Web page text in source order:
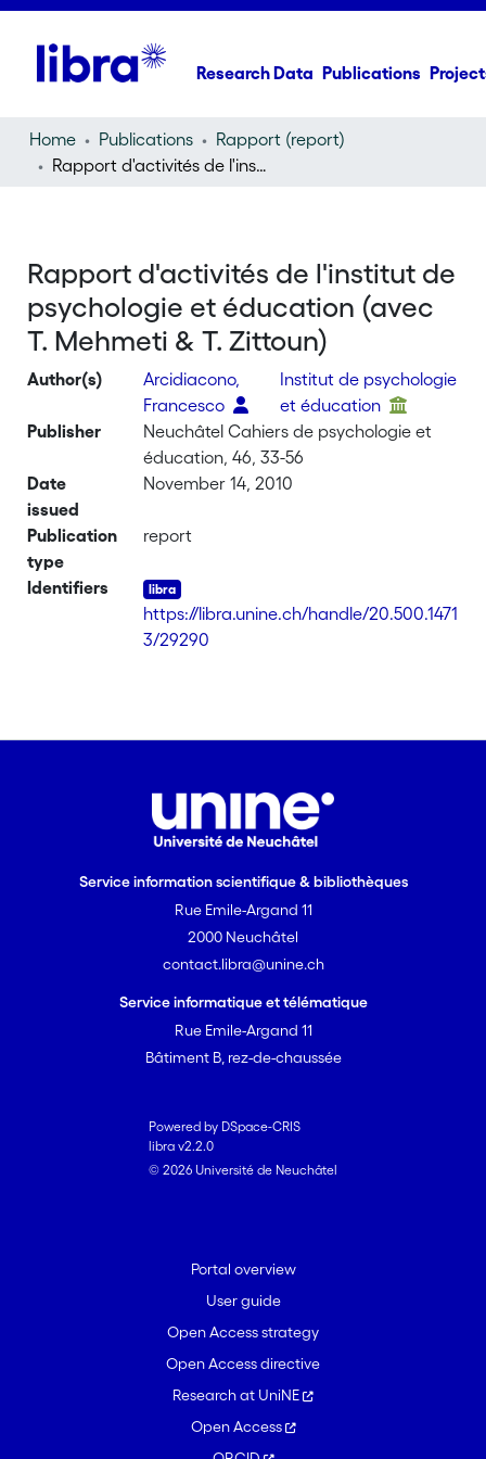
Research Data Publications
Home Publications
Rapport (report)
Rapport d'activités de l'institut de psychologie et éducation (avec T. Mehmeti & T. Zittoun)
Rapport d'activités de l'institut de
psychologie et éducation (avec
T. Mehmeti & T. Zittoun)
Author(s)
Arcidiacono,
Francesco
Institut de psychologie
et éducation
Publisher
Neuchâtel Cahiers de psychologie et
éducation, 46, 33-56
Date
issued
November 14, 2010
Publication
type
report
Identifiers
https://libra.unine.ch/handle/20.500.1471
3/29290
Service information scientifique & bibliothèques
Rue Emile-Argand 11
2000 Neuchâtel
contact.libra@unine.ch
Service informatique et télématique
Rue Emile-Argand 11
Bâtiment B, rez-de-chaussée
Powered by DSpace-CRIS
libra v2.2.0
© 2026 Université de Neuchâtel
Portal overview
User guide
Open Access strategy
Open Access directive
Research at UniNE
Open Access